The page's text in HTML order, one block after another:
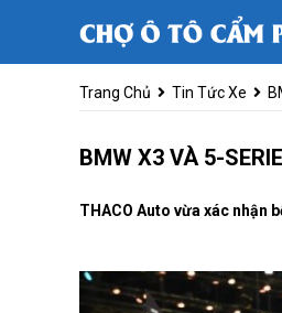
Trang Chủ Tin Tức Xe
BMW X3 VÀ 5-
THACO Auto vừa xác nhận